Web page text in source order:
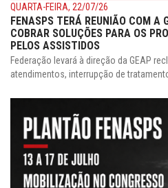
QUARTA-FEIRA, 22/07/26
FENASPS TERÁ REUNIÃO COM A
COBRAR SOLUÇÕES PARA OS
PELOS ASSISTIDOS
Federação levará à direção da GEAP
atendimentos, interrupção de